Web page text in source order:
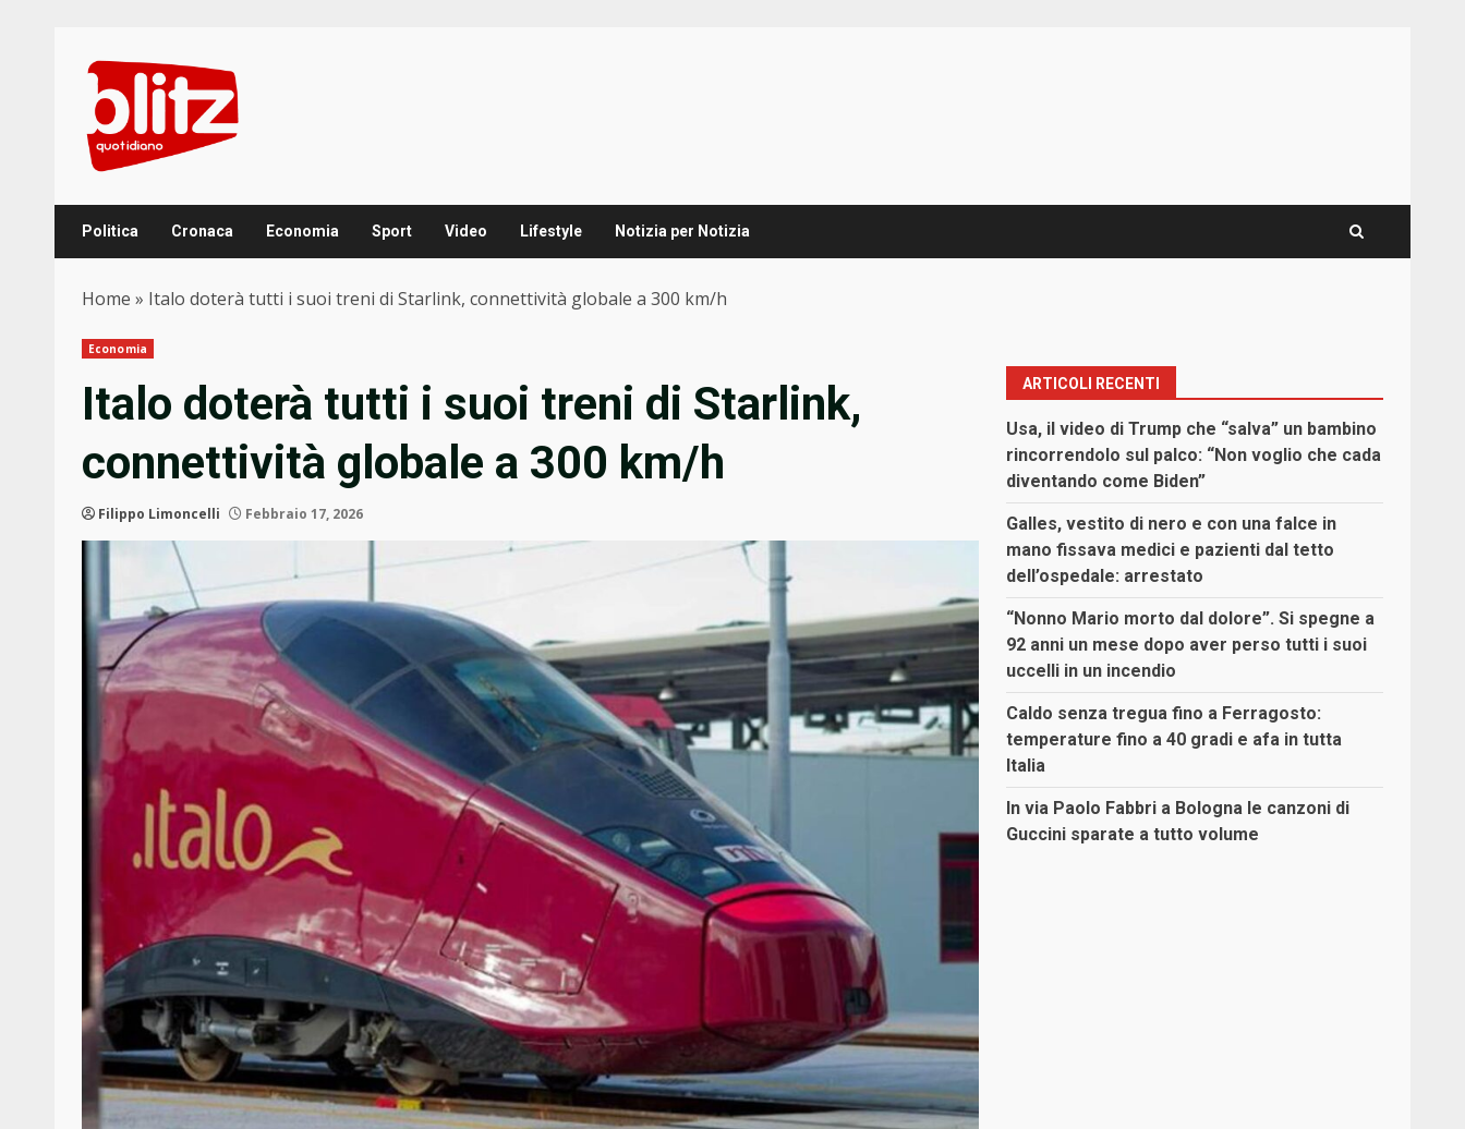
content
Politica Cronaca Economia Sport Video Lifestyle Notizia per Notizia
Home » Italo doterà tutti i suoi treni di Starlink, connettività globale a 300 km/h
Economia
Italo doterà tutti i suoi treni di Starlink,
connettività globale a 300 km/h
Filippo Limoncelli Febbraio 17, 2026
ARTICOLI RECENTI
Usa, il video di Trump che “salva” un bambino
rincorrendolo sul palco: “Non voglio che cada
diventando come Biden”
Galles, vestito di nero e con una falce in
mano fissava medici e pazienti dal tetto
dell’ospedale: arrestato
“Nonno Mario morto dal dolore”. Si spegne a
92 anni un mese dopo aver perso tutti i suoi
uccelli in un incendio
Caldo senza tregua fino a Ferragosto:
temperature fino a 40 gradi e afa in tutta
Italia
In via Paolo Fabbri a Bologna le canzoni di
Guccini sparate a tutto volume